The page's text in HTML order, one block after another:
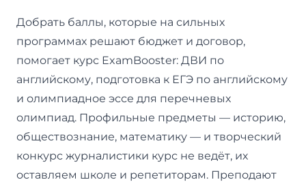
Добрать баллы, которые на сильных
программах решают бюджет и договор,
помогает курс ExamBooster: ДВИ по
английскому, подготовка к ЕГЭ по английскому
и олимпиадное эссе для перечневых
олимпиад. Профильные предметы — историю,
обществознание, математику — и творческий
конкурс журналистики курс не ведёт, их
оставляем школе и репетиторам. Преподают